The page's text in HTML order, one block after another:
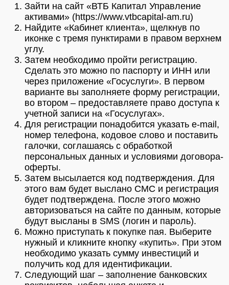
Зайти на сайт «ВТБ Капитал Управление
активами» (https://www.vtbcapital-am.ru)
Найдите «Кабинет клиента», щелкнув по
иконке с тремя пунктирами в правом верхнем
углу.
Затем необходимо пройти регистрацию.
Сделать это можно по паспорту и ИНН или
через приложение «Госуслуги». В первом
варианте вы заполняете форму регистрации,
во втором – предоставляете право доступа к
учетной записи на «Госуслугах».
Для регистрации понадобится указать e-mail,
номер телефона, кодовое слово и поставить
галочки, соглашаясь с обработкой
персональных данных и условиями договора-
оферты.
Затем высылается код подтверждения. Для
этого вам будет выслано СМС и регистрация
будет подтверждена. После этого можно
авторизоваться на сайте по данным, которые
будут высланы в SMS (логин и пароль).
Можно приступать к покупке пая. Выберите
нужный и кликните кнопку «купить». При этом
необходимо указать сумму инвестиций и
получить код для идентификации.
Следующий шаг – заполнение банковских